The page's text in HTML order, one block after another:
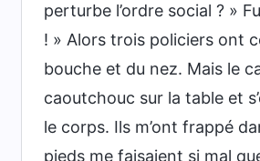
perturbe l’ordre social ? »
! » Alors trois policiers ont
bouche et du nez. Mais le
caoutchouc sur la table et
le corps. Ils m’ont frappé
pieds me faisaient si mal